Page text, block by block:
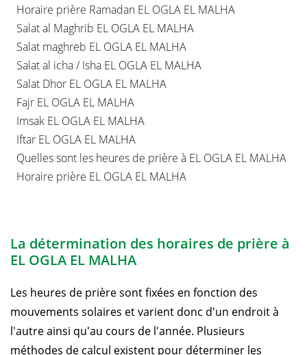
Horaire prière Ramadan EL OGLA EL MALHA
Salat al Maghrib EL OGLA EL MALHA
Salat maghreb EL OGLA EL MALHA
Salat al icha / Isha EL OGLA EL MALHA
Salat Dhor EL OGLA EL MALHA
Fajr EL OGLA EL MALHA
Imsak EL OGLA EL MALHA
Iftar EL OGLA EL MALHA
Quelles sont les heures de prière à EL OGLA EL MALHA
Horaire prière EL OGLA EL MALHA
La détermination des horaires de prière à
EL OGLA EL MALHA
Les heures de prière sont fixées en fonction des
mouvements solaires et varient donc d'un endroit à
l'autre ainsi qu'au cours de l'année. Plusieurs
méthodes de calcul existent pour déterminer les